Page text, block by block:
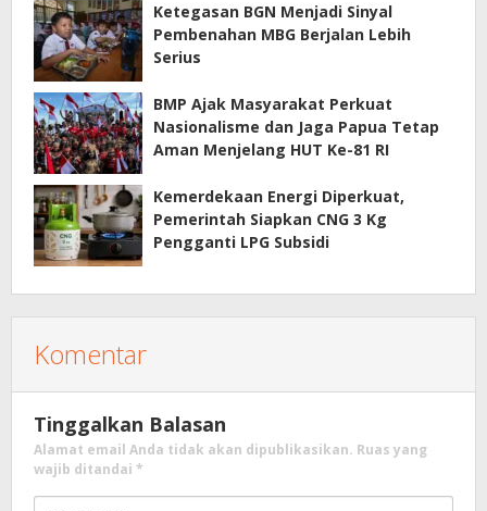
Ketegasan BGN Menjadi Sinyal
Pembenahan MBG Berjalan Lebih
Serius
BMP Ajak Masyarakat Perkuat
Nasionalisme dan Jaga Papua Tetap
Aman Menjelang HUT Ke-81 RI
Kemerdekaan Energi Diperkuat,
Pemerintah Siapkan CNG 3 Kg
Pengganti LPG Subsidi
Komentar
Tinggalkan Balasan
Alamat email Anda tidak akan dipublikasikan. Ruas yang
wajib ditandai *